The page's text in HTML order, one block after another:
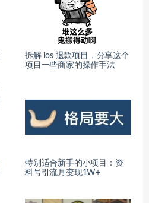
拆解 ios 退款项目，分享这个
项目一些商家的操作手法
特别适合新手的小项目：资
料号引流月变现1W+